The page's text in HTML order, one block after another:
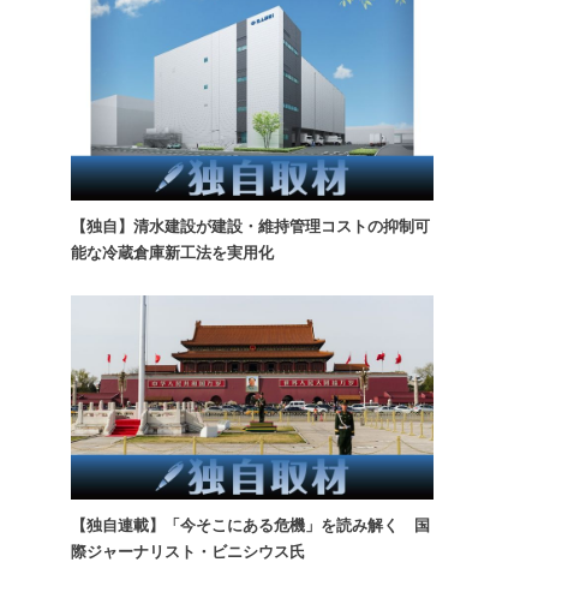
【独自】清水建設が建設・維持管理コストの抑制可
能な冷蔵倉庫新工法を実用化
【独自連載】「今そこにある危機」を読み解く 国
際ジャーナリスト・ビニシウス氏